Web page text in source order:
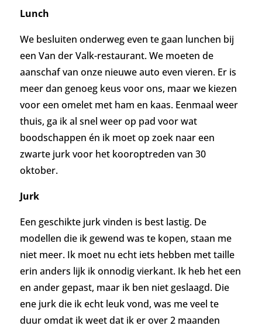
Lunch
We besluiten onderweg even te gaan lunchen bij
een Van der Valk-restaurant. We moeten de
aanschaf van onze nieuwe auto even vieren. Er is
meer dan genoeg keus voor ons, maar we kiezen
voor een omelet met ham en kaas. Eenmaal weer
thuis, ga ik al snel weer op pad voor wat
boodschappen én ik moet op zoek naar een
zwarte jurk voor het kooroptreden van 30
oktober.
Jurk
Een geschikte jurk vinden is best lastig. De
modellen die ik gewend was te kopen, staan me
niet meer. Ik moet nu echt iets hebben met taille
erin anders lijk ik onnodig vierkant. Ik heb het een
en ander gepast, maar ik ben niet geslaagd. Die
ene jurk die ik echt leuk vond, was me veel te
duur omdat ik weet dat ik er over 2 maanden